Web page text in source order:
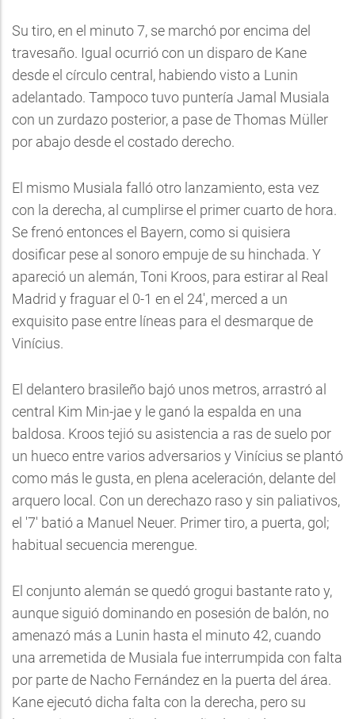
Su tiro, en el minuto 7, se marchó por encima del
travesaño. Igual ocurrió con un disparo de Kane
desde el círculo central, habiendo visto a Lunin
adelantado. Tampoco tuvo puntería Jamal Musiala
con un zurdazo posterior, a pase de Thomas Müller
por abajo desde el costado derecho.
El mismo Musiala falló otro lanzamiento, esta vez
con la derecha, al cumplirse el primer cuarto de hora.
Se frenó entonces el Bayern, como si quisiera
dosificar pese al sonoro empuje de su hinchada. Y
apareció un alemán, Toni Kroos, para estirar al Real
Madrid y fraguar el 0-1 en el 24', merced a un
exquisito pase entre líneas para el desmarque de
Vinícius.
El delantero brasileño bajó unos metros, arrastró al
central Kim Min-jae y le ganó la espalda en una
baldosa. Kroos tejió su asistencia a ras de suelo por
un hueco entre varios adversarios y Vinícius se plantó
como más le gusta, en plena aceleración, delante del
arquero local. Con un derechazo raso y sin paliativos,
el '7' batió a Manuel Neuer. Primer tiro, a puerta, gol;
habitual secuencia merengue.
El conjunto alemán se quedó grogui bastante rato y,
aunque siguió dominando en posesión de balón, no
amenazó más a Lunin hasta el minuto 42, cuando
una arremetida de Musiala fue interrumpida con falta
por parte de Nacho Fernández en la puerta del área.
Kane ejecutó dicha falta con la derecha, pero su